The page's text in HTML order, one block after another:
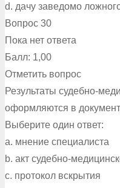
d. дачу заведомо
Вопрос 30
Пока нет ответа
Балл: 1,00
Отметить вопрос
Результаты судебно-
оформляются в
Выберите один ответ:
a. мнение специалиста
b. акт судебно-
c. протокол вскрытия